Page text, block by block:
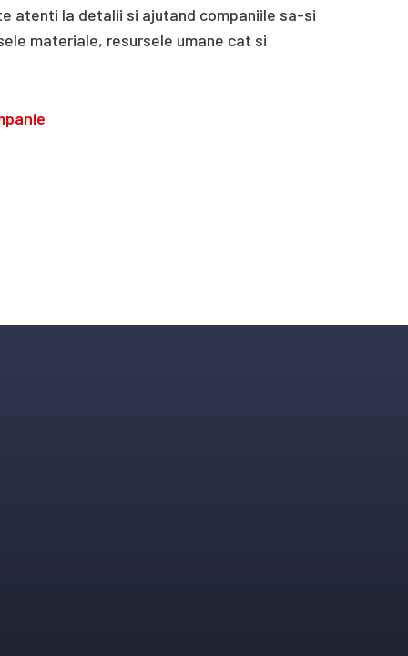
atenti la detalii si ajutand companiile sa-si
materiale, resursele umane cat si